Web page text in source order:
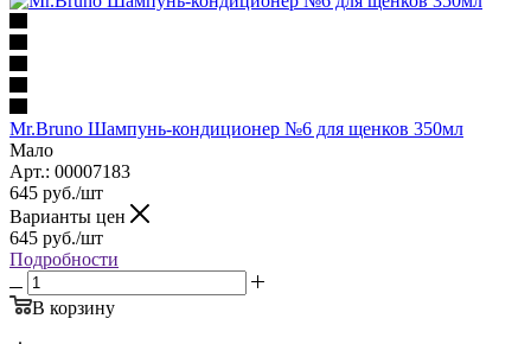
Mr.Bruno Шампунь-кондиционер №6 для щенков 350мл
Мало
Арт.: 00007183
645 руб./шт
Варианты цен
645 руб./шт
Подробности
В корзину